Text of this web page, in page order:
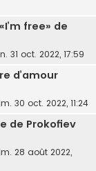
free» de
31 oct. 2022, 17:59
d’amour
30 oct. 2022, 11:24
de Prokofiev
28 août 2022,